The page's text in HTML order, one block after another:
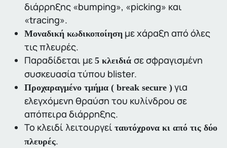
διάρρηξης «bumping», «picking» και
«tracing».
Μοναδική κωδικοποίηση με χάραξη από όλες
τις πλευρές.
Παραδίδεται με 5 κλειδιά σε σφραγισμένη
συσκευασία τύπου blister.
Προχαραγμένο τμήμα ( break secure ) για
ελεγχόμενη θραύση του κυλίνδρου σε
απόπειρα διάρρηξης.
Το κλειδί λειτουργεί ταυτόχρονα κι από τις δύο
πλευρές.